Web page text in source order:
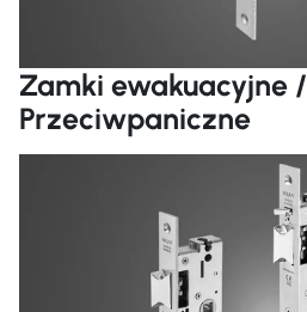
Zamki ewakuacyjne /
Przeciwpaniczne